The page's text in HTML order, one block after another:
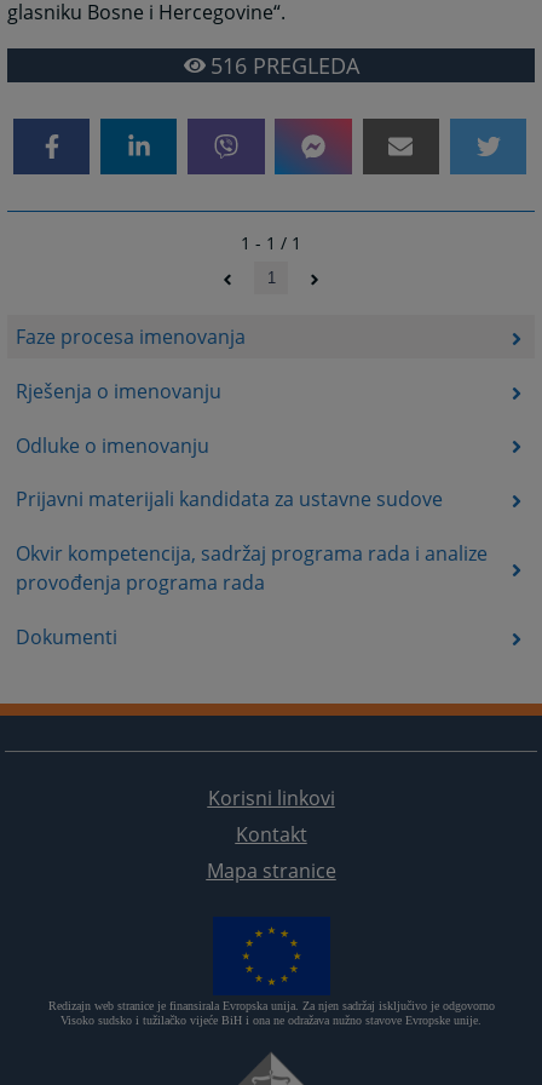
Faze procesa imenovanja
Rješenja o imenovanju
Odluke o imenovanju
Prijavni materijali kandidata za ustavne sudove
Okvir kompetencija, sadržaj programa rada i analize
provođenja programa rada
Dokumenti
glasniku Bosne i Hercegovine“.
516PREGLEDA
1 - 1 / 1
1
Korisni linkovi
Kontakt
Mapa stranice
Redizajn web stranice je finansirala Evropska unija. Za njen sadržaj isključivo je odgovorno
Visoko sudsko i tužilačko vijeće BiH i ona ne odražava nužno stavove Evropske unije.